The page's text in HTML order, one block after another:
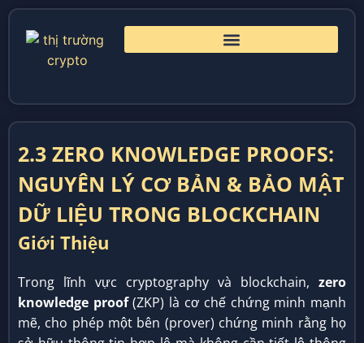
2.3 ZERO KNOWLEDGE PROOFS:
NGUYÊN LÝ CƠ BẢN & BẢO MẬT
DỮ LIỆU TRONG BLOCKCHAIN
Giới Thiệu
Trong lĩnh vực cryptography và blockchain, zero
knowledge proof(ZKP) là cơ chế chứng minh mạnh
mẽ, cho phép một bên (prover) chứng minh rằng họ